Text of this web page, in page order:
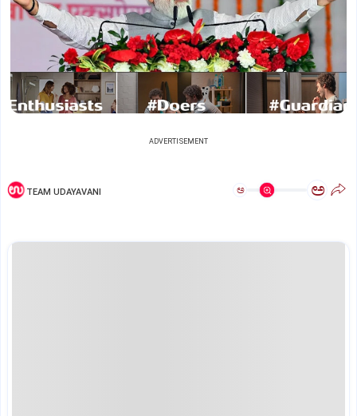
ADVERTISEMENT
TEAM UDAYAVANI ಅ ಅ